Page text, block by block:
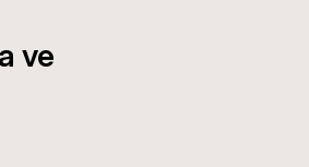
ve